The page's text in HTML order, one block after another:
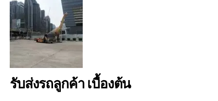
รับส่งรถลูกค้า เบื้องต้น